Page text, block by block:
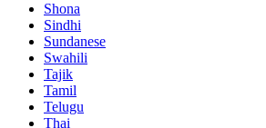
Shona
Sindhi
Sundanese
Swahili
Tajik
Tamil
Telugu
Thai